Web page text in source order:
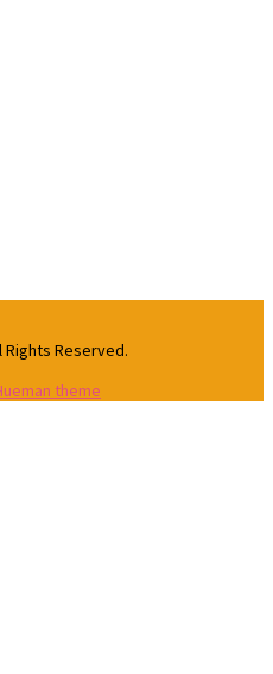
Reserved.
theme